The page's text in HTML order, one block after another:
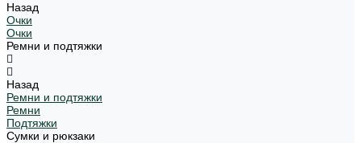
Назад
Очки
Очки
Ремни и подтяжки
Назад
Ремни и подтяжки
Ремни
Подтяжки
Сумки и рюкзаки